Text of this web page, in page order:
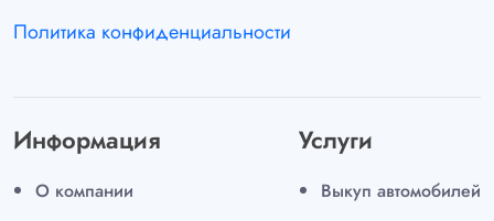
Политика конфиденциальности
Информация
О компании
Услуги
Выкуп автомобилей